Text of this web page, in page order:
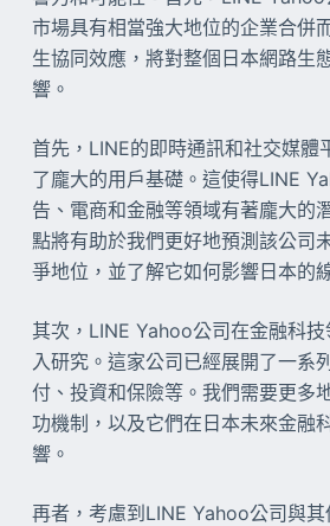
市場具有相當強大地位的企業合併
生協同效應，將對整個日本網路生
響。
首先，LINE的即時通訊和社交媒體
了龐大的用戶基礎。這使得LINE
告、電商和金融等領域有著龐大的
點將有助於我們更好地預測該公司
爭地位，並了解它如何影響日本的
其次，LINE Yahoo公司在金融科
入研究。這家公司已經展開了一系
付、投資和保險等。我們需要更多
功機制，以及它們在日本未來金融
響。
再者，考慮到LINE Yahoo公司與